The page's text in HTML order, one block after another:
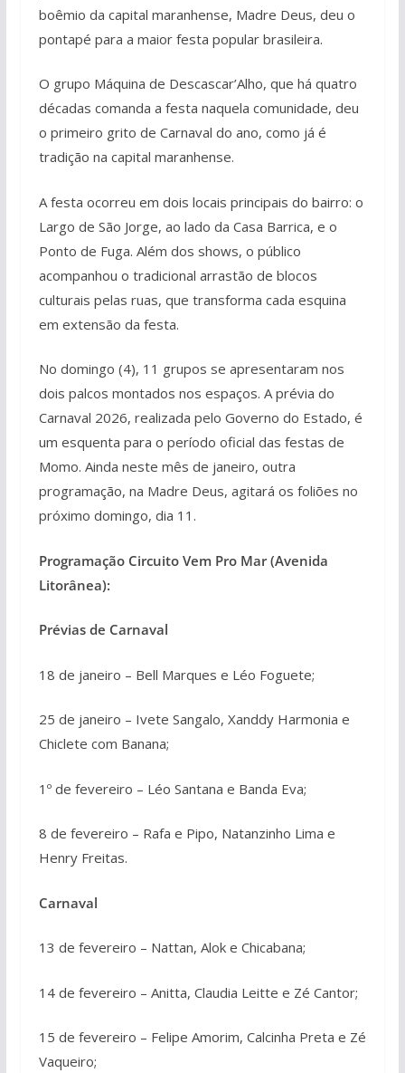
boêmio da capital maranhense, Madre Deus, deu o
pontapé para a maior festa popular brasileira.
O grupo Máquina de Descascar’Alho, que há quatro
décadas comanda a festa naquela comunidade, deu
o primeiro grito de Carnaval do ano, como já é
tradição na capital maranhense.
A festa ocorreu em dois locais principais do bairro: o
Largo de São Jorge, ao lado da Casa Barrica, e o
Ponto de Fuga. Além dos shows, o público
acompanhou o tradicional arrastão de blocos
culturais pelas ruas, que transforma cada esquina
em extensão da festa.
No domingo (4), 11 grupos se apresentaram nos
dois palcos montados nos espaços. A prévia do
Carnaval 2026, realizada pelo Governo do Estado, é
um esquenta para o período oficial das festas de
Momo. Ainda neste mês de janeiro, outra
programação, na Madre Deus, agitará os foliões no
próximo domingo, dia 11.
Programação Circuito Vem Pro Mar (Avenida
Litorânea):
Prévias de Carnaval
18 de janeiro – Bell Marques e Léo Foguete;
25 de janeiro – Ivete Sangalo, Xanddy Harmonia e
Chiclete com Banana;
1º de fevereiro – Léo Santana e Banda Eva;
8 de fevereiro – Rafa e Pipo, Natanzinho Lima e
Henry Freitas.
Carnaval
13 de fevereiro – Nattan, Alok e Chicabana;
14 de fevereiro – Anitta, Claudia Leitte e Zé Cantor;
15 de fevereiro – Felipe Amorim, Calcinha Preta e Zé
Vaqueiro;